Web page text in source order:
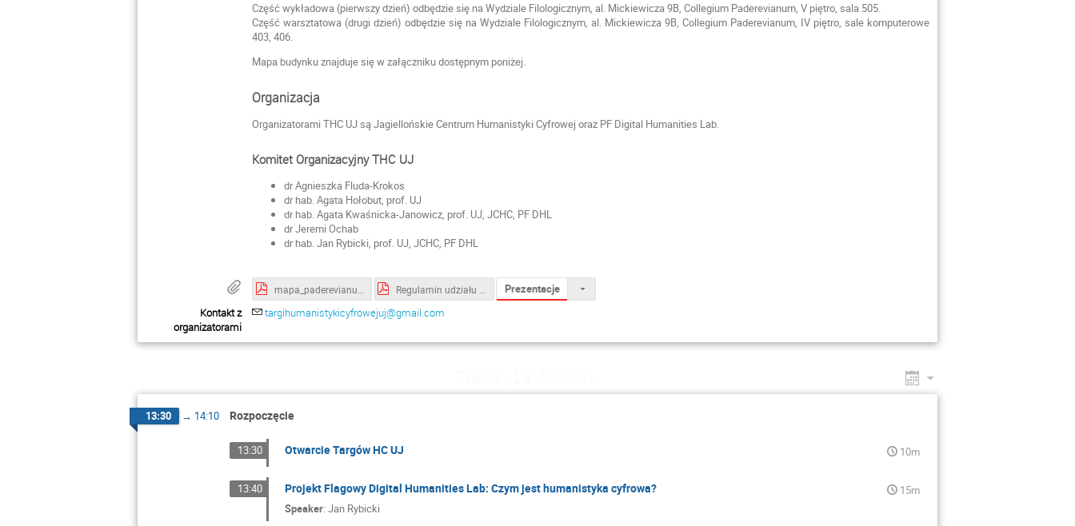
Część wykładowa (pierwszy dzień) odbędzie się na Wydziale Filologicznym, al. Mickiewicza 9B, Collegium Paderevianum, V piętro, sala 505.
Część warsztatowa (drugi dzień) odbędzie się na Wydziale Filologicznym, al. Mickiewicza 9B, Collegium Paderevianum, IV piętro, sale komputerowe
403, 406.
Mapa budynku znajduje się w załączniku dostępnym poniżej.
Organizacja
Organizatorami THC UJ są Jagiellońskie Centrum Humanistyki Cyfrowej oraz PF Digital Humanities Lab.
Komitet Organizacyjny THC UJ
dr Agnieszka Fluda-Krokos
dr hab. Agata Hołobut, prof. UJ
dr hab. Agata Kwaśnicka-Janowicz, prof. UJ, JCHC, PF DHL
dr Jeremi Ochab
dr hab. Jan Rybicki, prof. UJ, JCHC, PF DHL
Prezentacje
Kontakt z
organizatorami
targihumanistykicyfrowejuj@gmail.com
13:30 → 14:10 Rozpoczęcie
13:30 Otwarcie Targów HC UJ 10m
13:40 Projekt Flagowy Digital Humanities Lab: Czym jest humanistyka cyfrowa?
15m
Speaker: Jan Rybicki